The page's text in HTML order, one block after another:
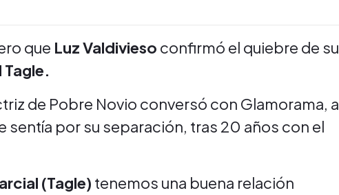
que Luz Valdivieso confirmó el quiebre de su
Tagle.
de Pobre Novio conversó con Glamorama, a
sentía por su separación, tras 20 años con el
(Tagle) tenemos una buena relación